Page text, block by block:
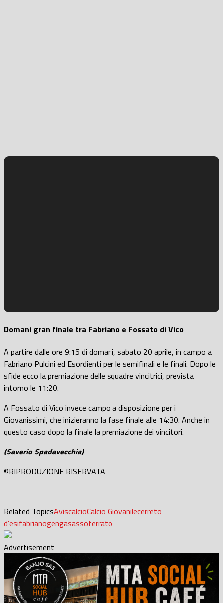
Domani gran finale tra Fabriano e Fossato di Vico
A partire dalle ore 9:15 di domani, sabato 20 aprile, in campo a
Fabriano Pulcini ed Esordienti per le semifinali e le finali. Dopo le
sfide ecco la premiazione delle squadre vincitrici, prevista
intorno le 11:20.
A Fossato di Vico invece campo a disposizione per i
Giovanissimi, che inizieranno la fase finale alle 14:30. Anche in
questo caso dopo la finale la premiazione dei vincitori.
(Saverio Spadavecchia)
©RIPRODUZIONE RISERVATA
Related TopicsAviscalcioCalcio Giovanilecerreto
d'esifabrianogengasassoferrato
Advertisement